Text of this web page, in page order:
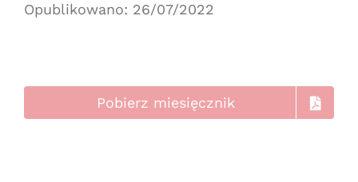
Opublikowano: 26/07/2022
Pobierz miesięcznik